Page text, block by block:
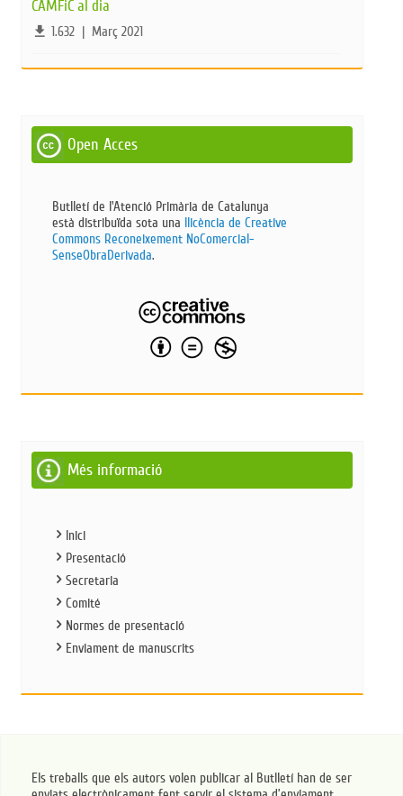
CAMFiC al dia
file_download 1.632| Març 2021
Open Acces
Butlletí de l'Atenció Primària de Catalunya
està distribuïda sota una llicència de Creative
Commons Reconeixement NoComercial-
SenseObraDerivada​.
Més informació
Inici
Presentació
Secretaria
Comité
Normes de presentació
Enviament de manuscrits
Els treballs que els autors volen publicar al Butlletí han de ser